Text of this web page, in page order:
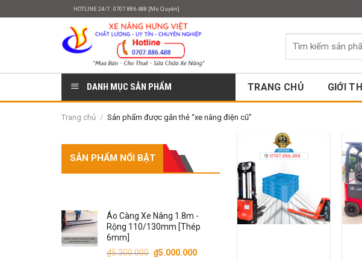
HOTLINE 24/7 : 0707.886.488 [Ms Quyên]
Tìm
DANH MỤC SẢN PHẨM
TRANG CHỦ GIỚI
Trang chủ / Sản phẩm được gắn thẻ “xe nâng điện cũ”
SẢN PHẨM NỔI BẬT
Áo Càng Xe Nâng 1.8m -
Rộng 110/130mm [Thép
6mm]
₫5.300.000 Giá
₫5.000.000Giá